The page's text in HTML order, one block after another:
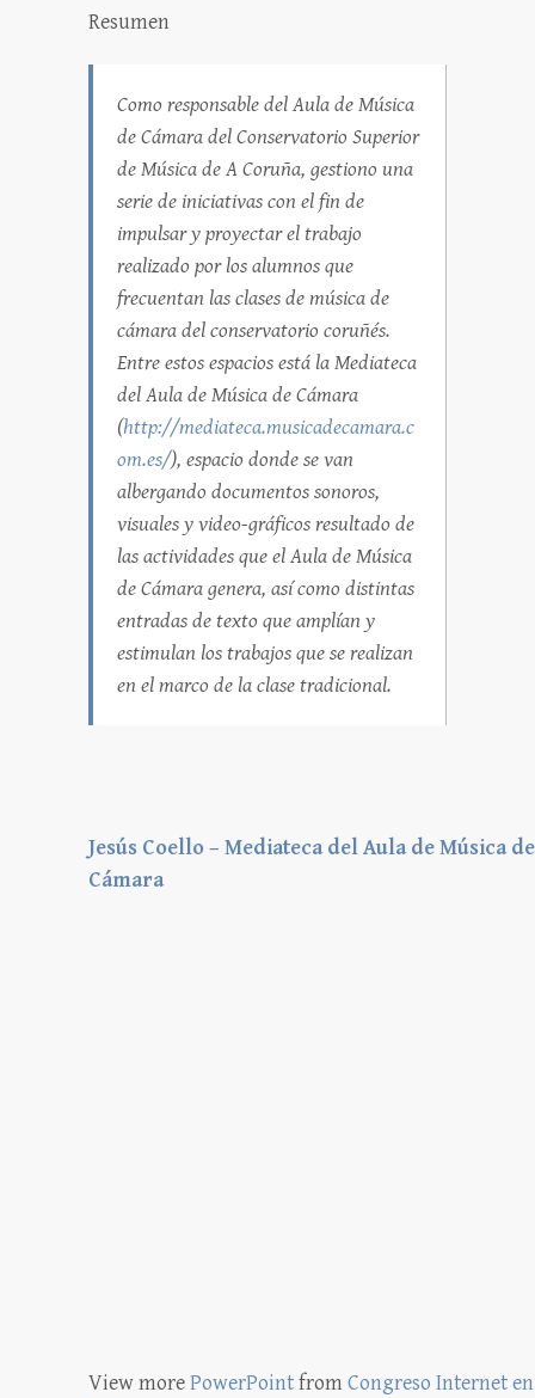
Resumen
Como responsable del Aula de Música
de Cámara del Conservatorio Superior
de Música de A Coruña, gestiono una
serie de iniciativas con el fin de
impulsar y proyectar el trabajo
realizado por los alumnos que
frecuentan las clases de música de
cámara del conservatorio coruñés.
Entre estos espacios está la Mediateca
del Aula de Música de Cámara
(http://mediateca.musicadecamara.c
om.es/), espacio donde se van
albergando documentos sonoros,
visuales y video-gráficos resultado de
las actividades que el Aula de Música
de Cámara genera, así como distintas
entradas de texto que amplían y
estimulan los trabajos que se realizan
en el marco de la clase tradicional.
Jesús Coello – Mediateca del Aula de Música de
Cámara
View morePowerPointfrom Congreso Internet